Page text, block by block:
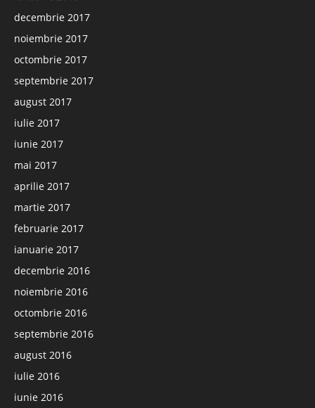
decembrie 2017
noiembrie 2017
octombrie 2017
septembrie 2017
august 2017
iulie 2017
iunie 2017
mai 2017
aprilie 2017
martie 2017
februarie 2017
ianuarie 2017
decembrie 2016
noiembrie 2016
octombrie 2016
septembrie 2016
august 2016
iulie 2016
iunie 2016